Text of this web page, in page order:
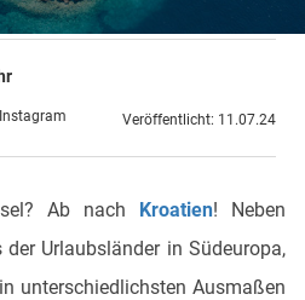
Instagram Veröffentlicht: 11.07.24
Ab nach Kroatien! Neben
der Urlaubsländer in Südeuropa,
unterschiedlichsten Ausmaßen